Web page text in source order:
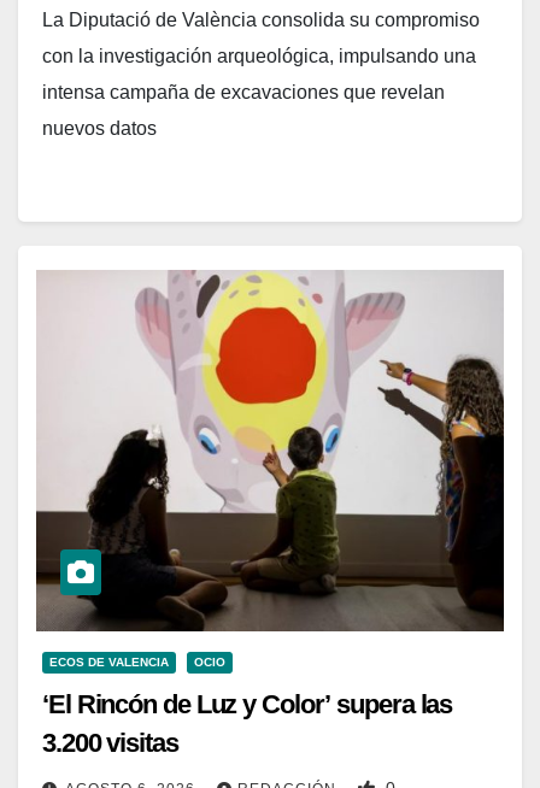
La Diputació de València consolida su compromiso
con la investigación arqueológica, impulsando una
intensa campaña de excavaciones que revelan
nuevos datos
ECOS DE VALENCIA OCIO
‘El Rincón de Luz y Color’ supera las
3.200 visitas